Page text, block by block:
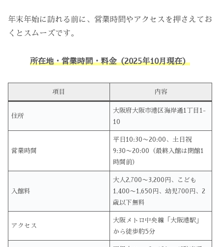
年末年始に訪れる前に、営業時間やアクセスを押さえてお
くとスムーズです。
所在地・営業時間・料金（2025年10月現在）
項目 内容
住所
大阪府大阪市港区海岸通1丁目1-
10
営業時間
平日10:30〜20:00、土日祝
9:30〜20:00（最終入館は閉館1
時間前）
入館料
大人2,700〜3,200円、こども
1,400〜1,650円、幼児700円、2
歳以下無料
アクセス
大阪メトロ中央線「大阪港駅」
から徒歩約5分